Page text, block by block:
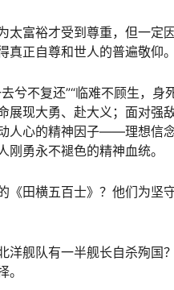
太富裕才受到尊重，但一定
正自尊和世人的普遍敬仰。
兮不复还”“临难不顾生，
展现大勇、赴大义；面对强
人心的精神因子——理想信
勇永不褪色的精神血统。
田横五百士》？他们为坚
舰队有一半舰长自杀殉国